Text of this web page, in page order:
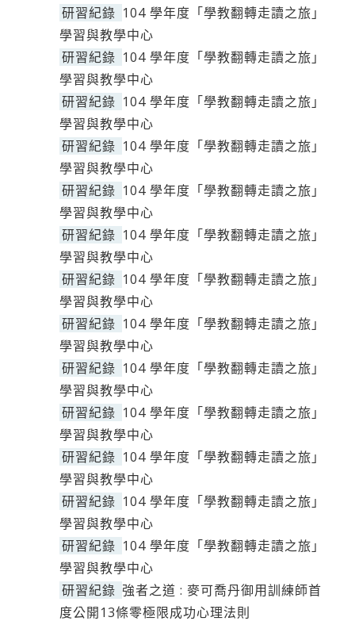
研習紀錄 104 學年度「學教翻轉走讀之旅」
學習與教學中心
研習紀錄 104 學年度「學教翻轉走讀之旅」
學習與教學中心
研習紀錄 104 學年度「學教翻轉走讀之旅」
學習與教學中心
研習紀錄 104 學年度「學教翻轉走讀之旅」
學習與教學中心
研習紀錄 104 學年度「學教翻轉走讀之旅」
學習與教學中心
研習紀錄 104 學年度「學教翻轉走讀之旅」
學習與教學中心
研習紀錄 104 學年度「學教翻轉走讀之旅」
學習與教學中心
研習紀錄 104 學年度「學教翻轉走讀之旅」
學習與教學中心
研習紀錄 104 學年度「學教翻轉走讀之旅」
學習與教學中心
研習紀錄 104 學年度「學教翻轉走讀之旅」
學習與教學中心
研習紀錄 104 學年度「學教翻轉走讀之旅」
學習與教學中心
研習紀錄 104 學年度「學教翻轉走讀之旅」
學習與教學中心
研習紀錄 104 學年度「學教翻轉走讀之旅」
學習與教學中心
研習紀錄 強者之道 : 麥可喬丹御用訓練師首
度公開13條零極限成功心理法則